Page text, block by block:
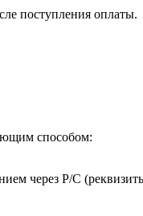
поступления оплаты.
способом:
через Р/С